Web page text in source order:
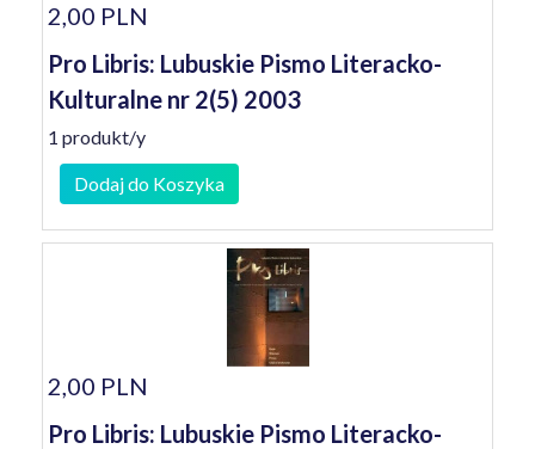
2,00 PLN
Pro Libris: Lubuskie Pismo Literacko-
Kulturalne nr 2(5) 2003
1 produkt/y
Dodaj do Koszyka
2,00 PLN
Pro Libris: Lubuskie Pismo Literacko-